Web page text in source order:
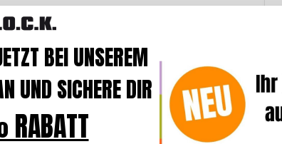
BEI UNSEREM
UND SICHERE DIR